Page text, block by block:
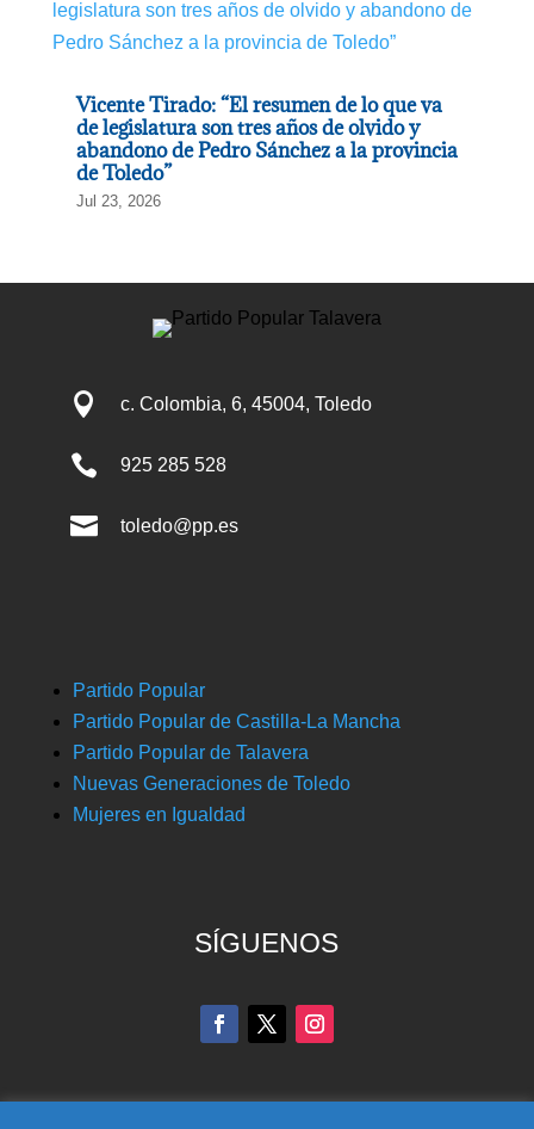
Vicente Tirado: “El resumen de lo que va
de legislatura son tres años de olvido y
abandono de Pedro Sánchez a la provincia
de Toledo”
Jul 23, 2026
 c. Colombia, 6, 45004, Toledo
 925 285 528
 toledo@pp.es
Partido Popular
Partido Popular de Castilla-La Mancha
Partido Popular de Talavera
Nuevas Generaciones de Toledo
Mujeres en Igualdad
SÍGUENOS